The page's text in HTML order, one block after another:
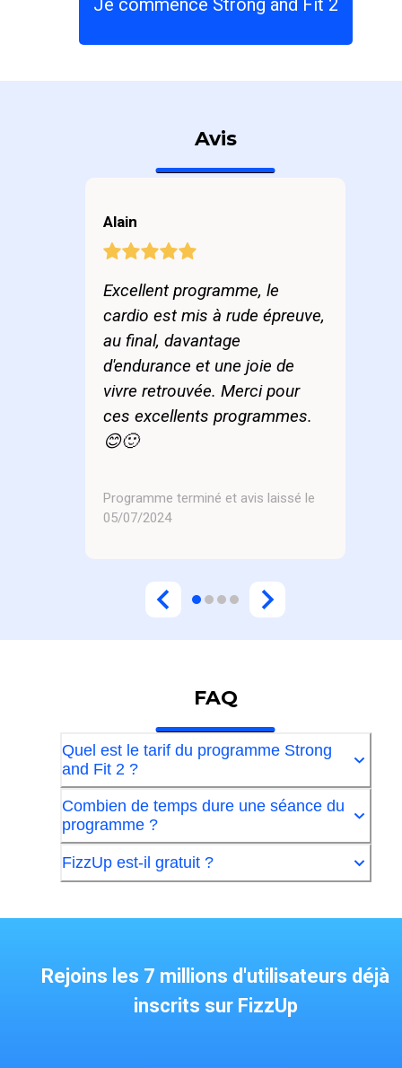
Je commence Strong and Fit 2
Avis
Alain
Excellent programme, le
cardio est mis à rude épreuve,
au final, davantage
d'endurance et une joie de
vivre retrouvée. Merci pour
ces excellents programmes.
😊🙂
Programme terminé et avis laissé le
05/07/2024
FAQ
Quel est le tarif du programme Strong
and Fit 2 ?
Combien de temps dure une séance du
programme ?
FizzUp est-il gratuit ?
Rejoins les 7 millions d'utilisateurs déjà
inscrits sur FizzUp